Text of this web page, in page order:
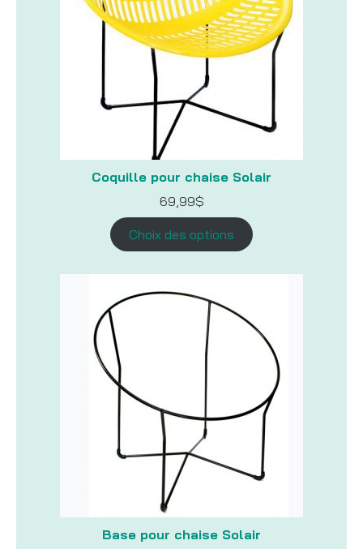
Coquille pour chaise Solair
69,99$
Choix des options
Base pour chaise Solair